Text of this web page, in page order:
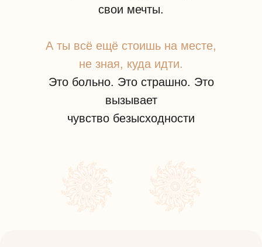
свои мечты.
А ты всё ещё стоишь на месте,
не зная, куда идти.
Это больно. Это страшно. Это
вызывает
чувство безысходности